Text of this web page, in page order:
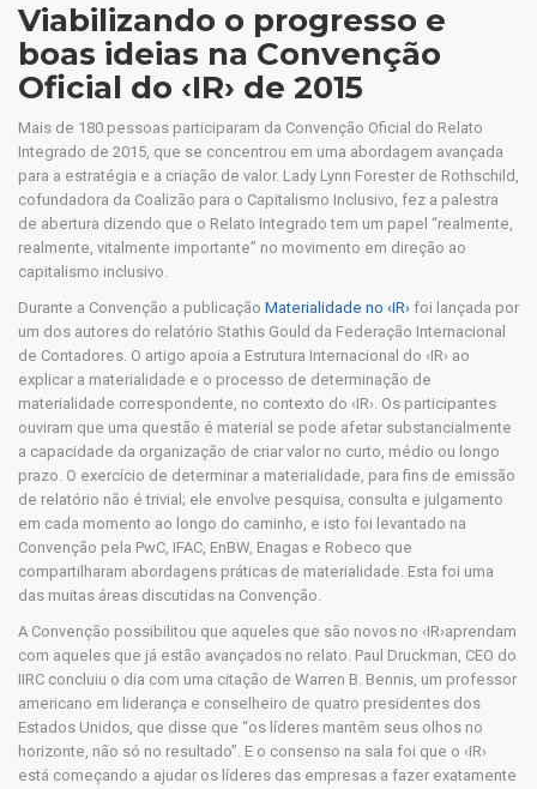
Viabilizando o progresso e
boas ideias na Convenção
Oficial do ‹IR› de 2015
Mais de 180 pessoas participaram da Convenção Oficial do Relato
Integrado de 2015, que se concentrou em uma abordagem avançada
para a estratégia e a criação de valor. Lady Lynn Forester de Rothschild,
cofundadora da Coalizão para o Capitalismo Inclusivo, fez a palestra
de abertura dizendo que o Relato Integrado tem um papel “realmente,
realmente, vitalmente importante” no movimento em direção ao
capitalismo inclusivo.
Durante a Convenção a publicação Materialidade no ‹IR› foi lançada por
um dos autores do relatório Stathis Gould da Federação Internacional
de Contadores. O artigo apoia a Estrutura Internacional do ‹IR› ao
explicar a materialidade e o processo de determinação de
materialidade correspondente, no contexto do ‹IR›. Os participantes
ouviram que uma questão é material se pode afetar substancialmente
a capacidade da organização de criar valor no curto, médio ou longo
prazo. O exercício de determinar a materialidade, para fins de emissão
de relatório não é trivial; ele envolve pesquisa, consulta e julgamento
em cada momento ao longo do caminho, e isto foi levantado na
Convenção pela PwC, IFAC, EnBW, Enagas e Robeco que
compartilharam abordagens práticas de materialidade. Esta foi uma
das muitas áreas discutidas na Convenção.
A Convenção possibilitou que aqueles que são novos no ‹IR›aprendam
com aqueles que já estão avançados no relato. Paul Druckman, CEO do
IIRC concluiu o dia com uma citação de Warren B. Bennis, um professor
americano em liderança e conselheiro de quatro presidentes dos
Estados Unidos, que disse que “os líderes mantêm seus olhos no
horizonte, não só no resultado”. E o consenso na sala foi que o ‹IR›
está começando a ajudar os líderes das empresas a fazer exatamente